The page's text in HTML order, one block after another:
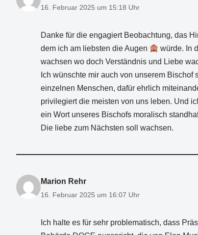
16. Februar 2025 um 15:18 Uhr
Danke für die engagiert Beobachtung, das
dem ich am liebsten die Augen
würde. In
wachsen wo doch Verständnis und Liebe
Ich wünschte mir auch von unserem
einzelnen Menschen, dafür ehrlich
privilegiert die meisten von uns leben. Und
ein Wort unseres Bischofs moralisch
Die liebe zum Nächsten soll wachsen.
Marion Rehr
16. Februar 2025 um 16:07 Uhr
Ich halte es für sehr problematisch, dass